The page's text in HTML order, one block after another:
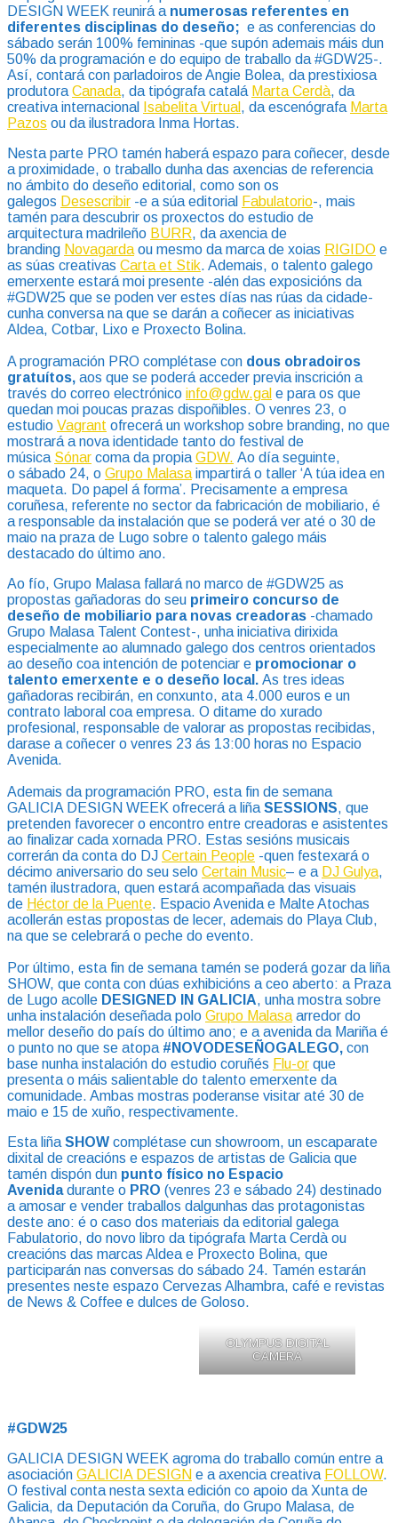
DESIGN WEEK reunirá a numerosas referentes en
diferentes disciplinas do deseño; e as conferencias do
sábado serán 100% femininas -que supón ademais máis dun
50% da programación e do equipo de traballo da #GDW25-.
Así, contará con parladoiros de Angie Bolea, da prestixiosa
produtora Canada, da tipógrafa catalá Marta Cerdà, da
creativa internacional
Isabelita Virtual , da escenógrafa Marta
Pazos ou da ilustradora Inma Hortas.
Nesta parte PRO tamén haberá espazo para coñecer, desde
a proximidade, o traballo dunha das axencias de referencia
no ámbito do deseño editorial, como son os
galegos Desescribir -e a súa editorial Fabulatorio-, mais
tamén para descubrir os proxectos do estudio de
arquitectura madrileño BURR, da axencia de
branding Novagarda ou mesmo da marca de xoias RIGIDO e
as súas creativas Carta et Stik. Ademais, o talento galego
emerxente estará moi presente -alén das exposicións da
#GDW25 que se poden ver estes días nas rúas da cidade-
cunha conversa na que se darán a coñecer as iniciativas
Aldea, Cotbar, Lixo e Proxecto Bolina.
A programación PRO complétase con dous obradoiros
gratuítos, aos que se poderá acceder previa inscrición a
través do correo electrónico info@gdw.gal e para os que
quedan moi poucas prazas dispoñibles. O venres 23, o
estudio Vagrant ofrecerá un workshop sobre branding, no que
mostrará a nova identidade tanto do festival de
música Sónar coma da propia GDW. Ao día seguinte,
o sábado 24, o Grupo Malasa impartirá o taller ‘A túa idea en
maqueta. Do papel á forma’. Precisamente a empresa
coruñesa, referente no sector da fabricación de mobiliario, é
a responsable da instalación que se poderá ver até o 30 de
maio na praza de Lugo sobre o talento galego máis
destacado do último ano.
Ao fío, Grupo Malasa fallará no marco de #GDW25 as
propostas gañadoras do seu primeiro concurso de
deseño de mobiliario para novas creadoras -chamado
Grupo Malasa Talent Contest-, unha iniciativa dirixida
especialmente ao alumnado galego dos centros orientados
ao deseño coa intención de potenciar e promocionar o
talento emerxente e o deseño local. As tres ideas
gañadoras recibirán, en conxunto, ata 4.000 euros e un
contrato laboral coa empresa. O ditame do xurado
profesional, responsable de valorar as propostas recibidas,
darase a coñecer o venres 23 ás 13:00 horas no Espacio
Avenida.
Ademais da programación PRO, esta fin de semana
GALICIA DESIGN WEEK ofrecerá a liña SESSIONS, que
pretenden favorecer o encontro entre creadoras e asistentes
ao finalizar cada xornada PRO. Estas sesións musicais
correrán da conta do DJ Certain People -quen festexará o
décimo aniversario do seu selo Certain Music– e a DJ Gulya,
tamén ilustradora, quen estará acompañada das visuais
de Héctor de la Puente. Espacio Avenida e Malte Atochas
acollerán estas propostas de lecer, ademais do Playa Club,
na que se celebrará o peche do evento.
Por último, esta fin de semana tamén se poderá gozar da liña
SHOW, que conta con dúas exhibicións a ceo aberto: a Praza
de Lugo acolle DESIGNED IN GALICIA, unha mostra sobre
unha instalación deseñada polo Grupo Malasa arredor do
mellor deseño do país do último ano; e a avenida da Mariña é
o punto no que se atopa #NOVODESEÑOGALEGO, con
base nunha instalación do estudio coruñés Flu-or que
presenta o máis salientable do talento emerxente da
comunidade. Ambas mostras poderanse visitar até 30 de
maio e 15 de xuño, respectivamente.
Esta liña SHOW complétase cun showroom, un escaparate
dixital de creacións e espazos de artistas de Galicia que
tamén dispón dun punto físico no Espacio
Avenidadurante o PRO (venres 23 e sábado 24) destinado
a amosar e vender traballos dalgunhas das protagonistas
deste ano: é o caso dos materiais da editorial galega
Fabulatorio, do novo libro da tipógrafa Marta Cerdà ou
creacións das marcas Aldea e Proxecto Bolina, que
participarán nas conversas do sábado 24. Tamén estarán
presentes neste espazo Cervezas Alhambra, café e revistas
de News & Coffee e dulces de Goloso.
OLYMPUS DIGITAL
CAMERA
#GDW25
GALICIA DESIGN WEEK agroma do traballo común entre a
asociación GALICIA DESIGN e a axencia creativa FOLLOW.
O festival conta nesta sexta edición co apoio da Xunta de
Galicia, da Deputación da Coruña, do Grupo Malasa, de